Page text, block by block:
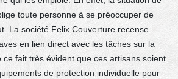
toute personne à se préoccuper de
La société Felix Couverture recense
en lien direct avec les tâches sur la
ce fait très évident que ces artisans soient
de protection individuelle pour